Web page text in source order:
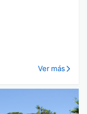
Ver más